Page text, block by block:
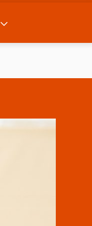
Mostra ulteriori azioni